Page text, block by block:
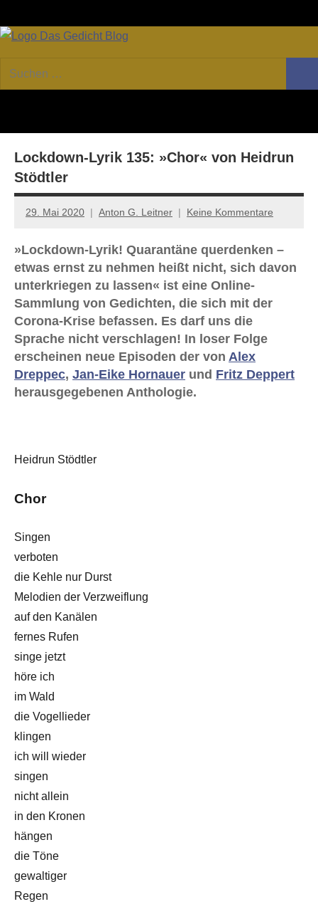
Inhalt
GEDICHT
Forum
von
Lyrik,
Essay
Suchen
nach:
Lockdown-Lyrik 135: »Chor« von Heidrun
Stödtler
29. Mai 2020 Anton G. Leitner Keine Kommentare
»Lockdown-Lyrik! Quarantäne querdenken –
etwas ernst zu nehmen heißt nicht, sich davon
unterkriegen zu lassen« ist eine Online-
Sammlung von Gedichten, die sich mit der
Corona-Krise befassen. Es darf uns die
Sprache nicht verschlagen! In loser Folge
erscheinen neue Episoden der von Alex
Dreppec, Jan-Eike Hornauer und Fritz Deppert
herausgegebenen Anthologie.
Heidrun Stödtler
Chor
Singen
verboten
die Kehle nur Durst
Melodien der Verzweiflung
auf den Kanälen
fernes Rufen
singe jetzt
höre ich
im Wald
die Vogellieder
klingen
ich will wieder
singen
nicht allein
in den Kronen
hängen
die Töne
gewaltiger
Regen